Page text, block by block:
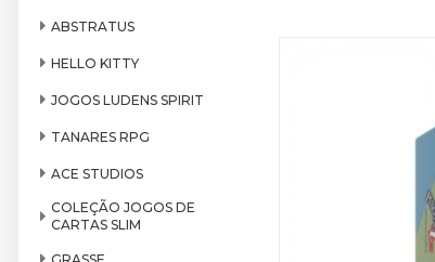
ABSTRATUS
HELLO KITTY
JOGOS LUDENS SPIRIT
TANARES RPG
ACE STUDIOS
COLEÇÃO JOGOS DE
CARTAS SLIM
GRASSE